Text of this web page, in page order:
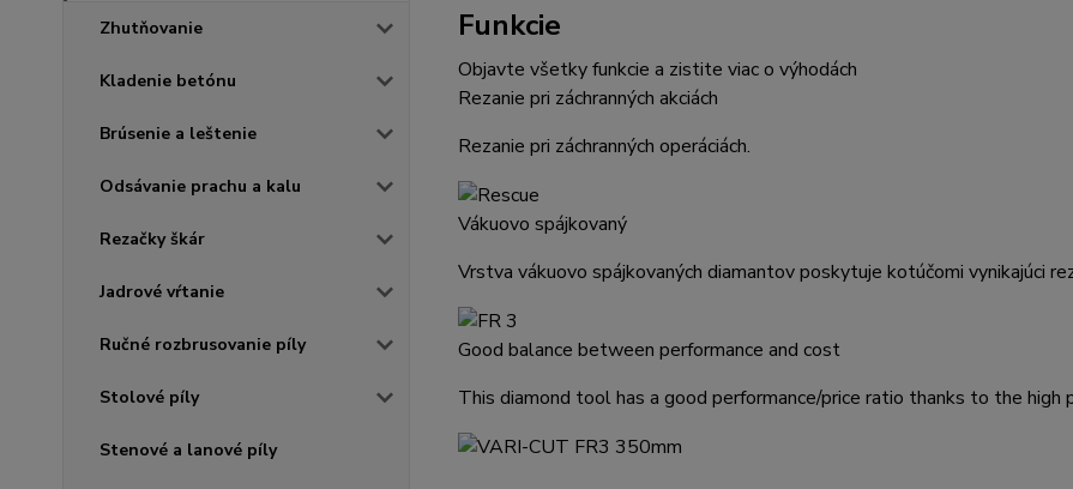
Zhutňovanie
Kladenie betónu
Brúsenie a leštenie
Odsávanie prachu a kalu
Rezačky škár
Jadrové vŕtanie
Ručné rozbrusovanie píly
Stolové píly
Stenové a lanové píly
Funkcie
Objavte všetky funkcie a zistite viac o výhodách
Rezanie pri záchranných akciách
Rezanie pri záchranných operáciách.
Vákuovo spájkovaný
Vrstva vákuovo spájkovaných diamantov poskytuje kotúčomi vynikajúci
Good balance between performance and cost
This diamond tool has a good performance/price ratio thanks to the